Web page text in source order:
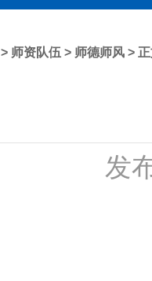
> 师资队伍 > 师德师风 >
发